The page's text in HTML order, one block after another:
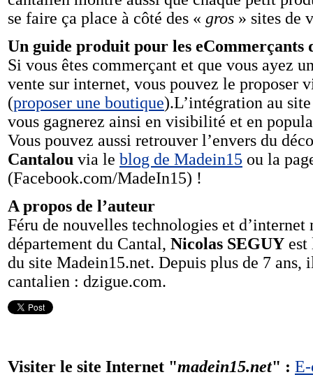
se faire ça place à côté des « gros » sites de
Un guide produit pour les eCommerçants
Si vous êtes commerçant et que vous ayez
vente sur internet, vous pouvez le proposer
(proposer une boutique).L’intégration au
vous gagnerez ainsi en visibilité et en
Vous pouvez aussi retrouver l’envers du
Cantalou via le blog de Madein15 ou la
(Facebook.com/MadeIn15) !
A propos de l’auteur
Féru de nouvelles technologies et d’internet
département du Cantal, Nicolas SEGUY est
du site Madein15.net. Depuis plus de 7 ans,
cantalien : dzigue.com.
Visiter le site Internet "madein15.net" :